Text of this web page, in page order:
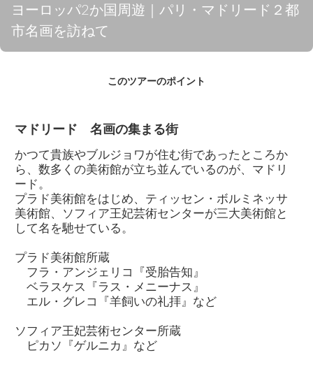
ヨーロッパ2か国周遊｜パリ・マドリード２都
市名画を訪ねて
このツアーのポイント
マドリード 名画の集まる街
かつて貴族やブルジョワが住む街であったところか
ら、数多くの美術館が立ち並んでいるのが、マドリ
ード。
プラド美術館をはじめ、ティッセン・ボルミネッサ
美術館、ソフィア王妃芸術センターが三大美術館と
して名を馳せている。
プラド美術館所蔵
フラ・アンジェリコ『受胎告知』
ベラスケス『ラス・メニーナス』
エル・グレコ『羊飼いの礼拝』など
ソフィア王妃芸術センター所蔵
ピカソ『ゲルニカ』など